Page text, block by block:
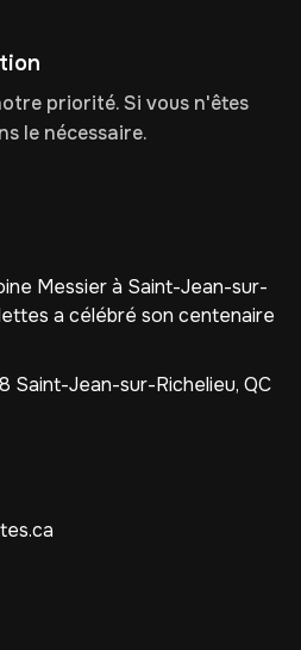
priorité. Si vous n'êtes
le nécessaire.
Messier à Saint-Jean-sur-
a célébré son centenaire
Saint-Jean-sur-Richelieu, QC